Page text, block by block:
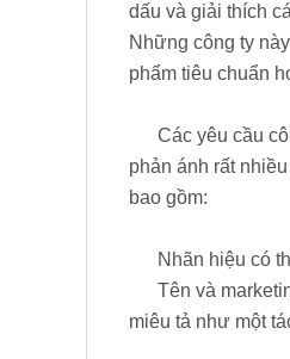
dấu và giải thích
Những công ty
phẩm tiêu chuẩn
Các yêu cầu
phản ánh rất
bao gồm:
Nhãn hiệu có
Tên và
miêu tả như một